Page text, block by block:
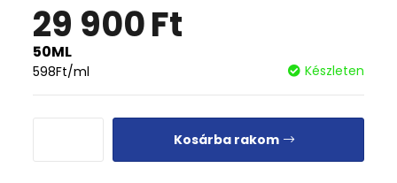
29 900Ft
50ML
598Ft/ml Készleten
Kosárba rakom